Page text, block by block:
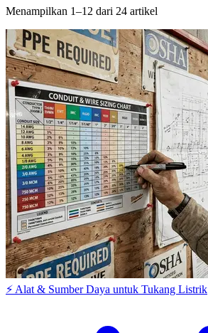
Menampilkan 1–12 dari 24 artikel
⚡ Alat & Sumber Daya untuk Tukang Listrik